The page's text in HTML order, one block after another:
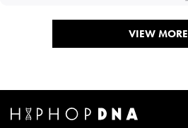
VIEW MORE